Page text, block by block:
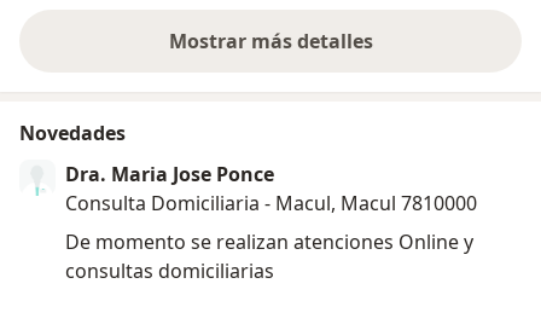
Mostrar más detalles
sobre la experiencia
Novedades
Dra. Maria Jose Ponce
Consulta Domiciliaria - Macul, Macul 7810000
De momento se realizan atenciones Online y
consultas domiciliarias